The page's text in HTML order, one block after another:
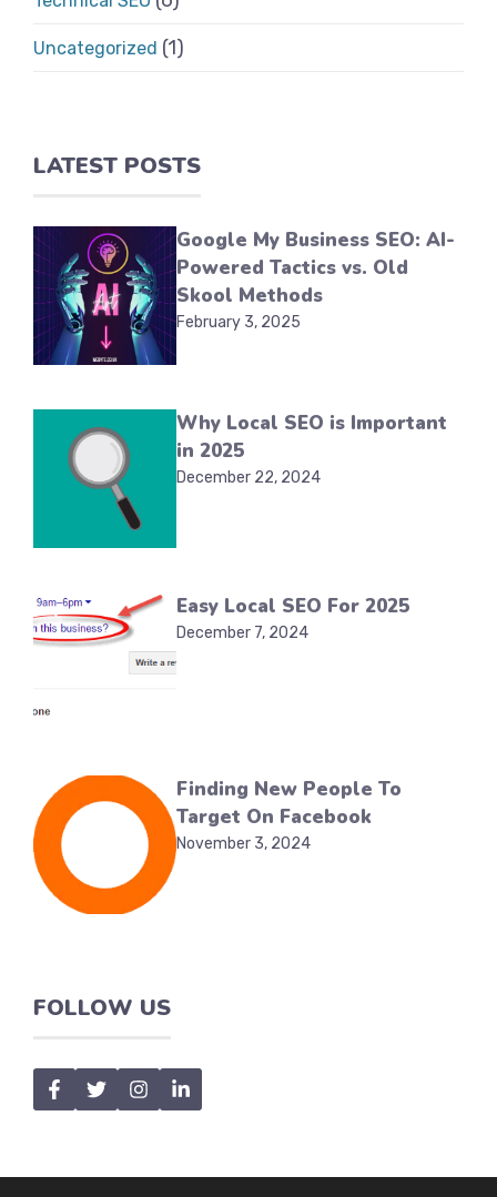
Uncategorized (1)
LATEST POSTS
Google My Business SEO: AI-
Powered Tactics vs. Old
Skool Methods
February 3, 2025
Why Local SEO is Important
in 2025
December 22, 2024
Easy Local SEO For 2025
December 7, 2024
Finding New People To
Target On Facebook
November 3, 2024
FOLLOW US